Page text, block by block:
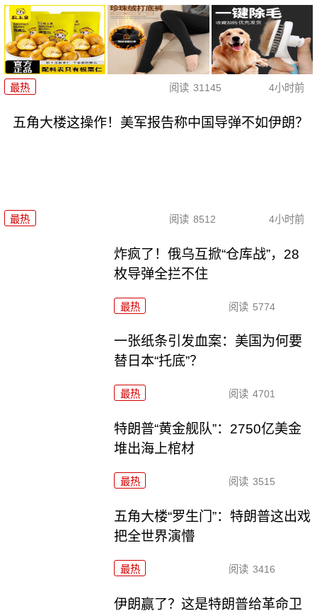
最热 阅读 31145 4小时前
五角大楼这操作！美军报告称中国导弹不如伊朗？
最热 阅读 8512 4小时前
炸疯了！俄乌互掀“仓库战”，28
枚导弹全拦不住
最热 阅读 5774
一张纸条引发血案：美国为何要
替日本“托底”？
最热 阅读 4701
特朗普“黄金舰队”：2750亿美金
堆出海上棺材
最热 阅读 3515
五角大楼“罗生门”：特朗普这出戏
把全世界演懵
最热 阅读 3416
伊朗赢了？这是特朗普给革命卫